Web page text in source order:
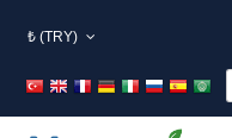
₺ (TRY)